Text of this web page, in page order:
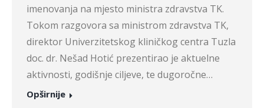
imenovanja na mjesto ministra zdravstva TK.
Tokom razgovora sa ministrom zdravstva TK,
direktor Univerzitetskog kliničkog centra Tuzla
doc. dr. Nešad Hotić prezentirao je aktuelne
aktivnosti, godišnje ciljeve, te dugoročne…
Opširnije